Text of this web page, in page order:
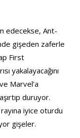
edecekse, Ant-
gişeden zaferle
First
yakalayacağını
Marvel’a
duruyor.
iyice oturdu
gişeler.